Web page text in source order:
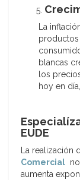
La
productos
blancas
los
hoy en
EUDE
La realización
Comercial
aumenta